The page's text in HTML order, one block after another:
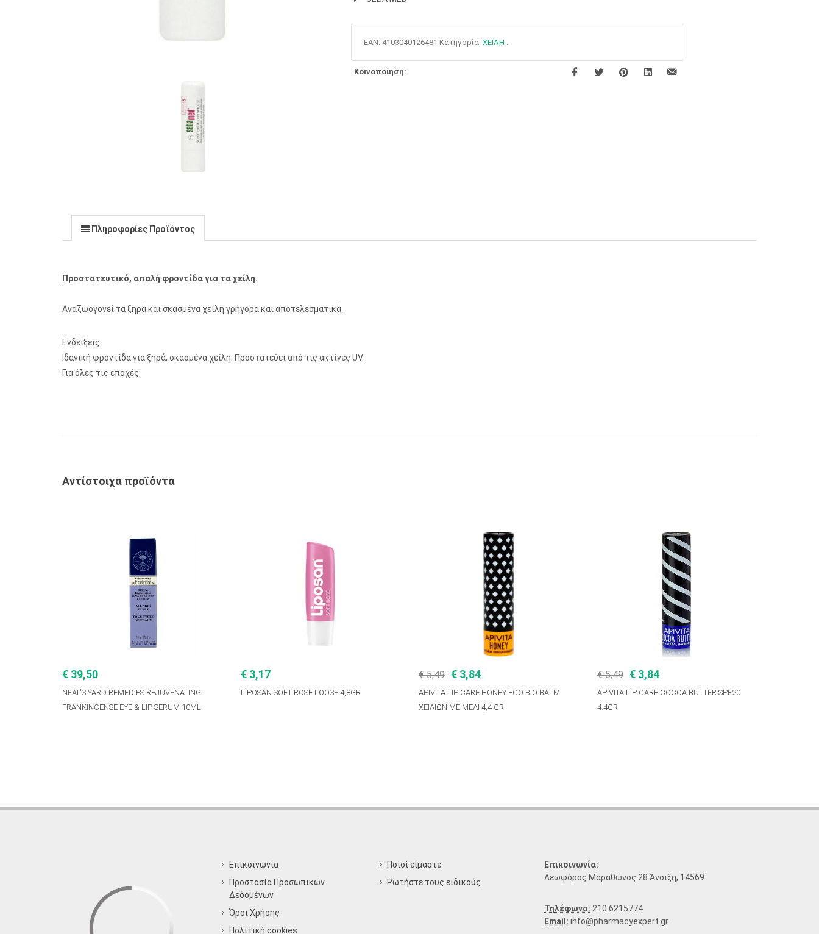
EAN: 4103040126481 Κατηγορία:ΧΕΙΛΗ .
Κοινοποίηση:
Πληροφορίες Προϊόντος
Προστατευτικό, απαλή φροντίδα για τα χείλη.
Αναζωογονεί τα ξηρά και σκασμένα χείλη γρήγορα και αποτελεσματικά.
Ενδείξεις:
Ιδανική φροντίδα για ξηρά, σκασμένα χείλη. Προστατεύει από τις ακτίνες UV.
Για όλες τις εποχές.
Αντίστοιχα προϊόντα
€ 39,50
NEAL'S YARD REMEDIES REJUVENATING
FRANKINCENSE EYE & LIP SERUM 10ML
€ 3,17
LIPOSAN SOFT ROSE LOOSE 4,8GR
€ 5,49 € 3,84
APIVITA LIP CARE HONEY ECO BIO BALM
ΧΕΙΛΙΩΝ ΜΕ ΜΕΛΙ 4,4 GR
€ 5,49 € 3,84
APIVITA LIP CARE COCOA BUTTER SPF20
4.4GR
Επικοινωνία
Προστασία Προσωπικών
Δεδομένων
Όροι Χρήσης
Πολιτική cookies
Ποιοί είμαστε
Ρωτήστε τους ειδικούς
Επικοινωνία:
Λεωφόρος Μαραθώνος 28 Άνοιξη, 14569
Τηλέφωνο: 210 6215774
Email: info@pharmacyexpert.gr